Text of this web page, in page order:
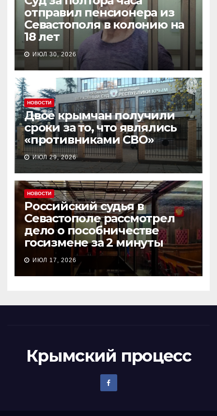
отправил пенсионера из
Севастополя в колонию на
18 лет
ИЮЛ 30, 2026
НОВОСТИ
Двое крымчан получили
сроки за то, что являлись
«противниками СВО»
ИЮЛ 29, 2026
НОВОСТИ
Российский судья в
Севастополе рассмотрел
дело о пособничестве
госизмене за 2 минуты
ИЮЛ 17, 2026
Крымский процесс